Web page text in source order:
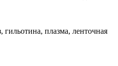
гильотина, плазма, ленточная